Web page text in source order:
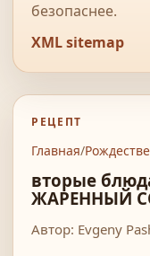
безопаснее.
XML sitemap
РЕЦЕПТ
Главная/
вторые
ЖАРЕННЫЙ
Автор: Evgeny